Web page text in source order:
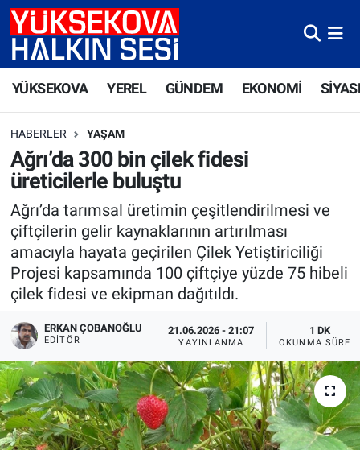
YÜKSEKOVA YEREL GÜNDEM EKONOMİ
HABERLER YAŞAM
Ağrı’da 300 bin çilek fidesi
üreticilerle buluştu
Ağrı’da tarımsal üretimin çeşitlendirilmesi ve
çiftçilerin gelir kaynaklarının artırılması
amacıyla hayata geçirilen Çilek Yetiştiriciliği
Projesi kapsamında 100 çiftçiye yüzde 75 hibeli
çilek fidesi ve ekipman dağıtıldı.
ERKAN ÇOBANOĞLU
EDITÖR
21.06.2026 - 21:07
YAYINLANMA
1 DK
OKUNMA SÜRESI
Yüksekova Nöbetçi Eczaneler
Yüksekova Trafik Yoğunluk Haritası
Süper Lig Puan Durumu ve Fikstür
Tüm Manşetler
Son Dakika Haberleri